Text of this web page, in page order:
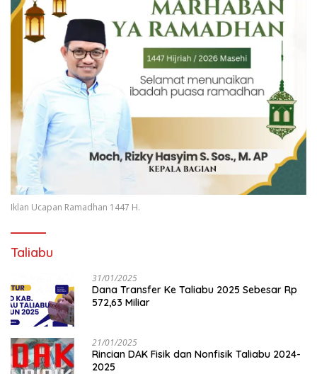
Iklan Ucapan Ramadhan 1447 H.
Taliabu
31/01/2025
Dana Transfer Ke Taliabu 2025 Sebesar Rp
572,63 Miliar
21/01/2025
Rincian DAK Fisik dan Nonfisik Taliabu 2024-
2025